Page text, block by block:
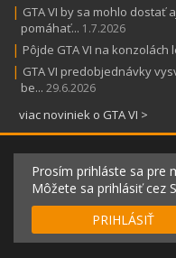
| GTA VI by sa mohlo dostať
pomáhať... 1.7.2026
| Pôjde GTA VI na konzolách
| GTA VI predobjednávky
be... 29.6.2026
viac noviniek o GTA VI >
Prosím prihláste sa pre
Môžete sa prihlásiť cez
PRIHLÁSIŤ